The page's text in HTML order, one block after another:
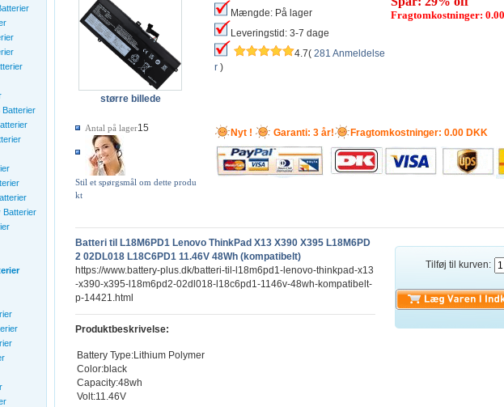
Batterier
Batterier
større billede
Antal på lager15
Stil et spørgsmål om dette produ
kt
Mængde: På lager
Leveringstid: 3-7 dage
4.7( 281 Anmeldelse
r )
Fragtomkostninger:
Nyt ! Garanti: 3 år! Fragtomkostninger: 0.00 DKK
Tilføj til kurven:
Batteri til L18M6PD1 Lenovo ThinkPad X13 X390 X395 L18M6PD
2 02DL018 L18C6PD1 11.46V 48Wh (kompatibelt)
https://www.battery-plus.dk/batteri-til-l18m6pd1-lenovo-thinkpad-x13
-x390-x395-l18m6pd2-02dl018-l18c6pd1-1146v-48wh-kompatibelt-
p-14421.html
Produktbeskrivelse:
Battery Type:Lithium Polymer
Color:black
Capacity:48wh
Volt:11.46V